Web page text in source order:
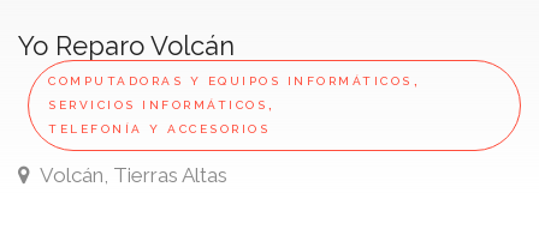
Yo Reparo Volcán
COMPUTADORAS Y EQUIPOS INFORMÁTICOS ,
SERVICIOS INFORMÁTICOS ,
TELEFONÍA Y ACCESORIOS
Volcán, Tierras Altas